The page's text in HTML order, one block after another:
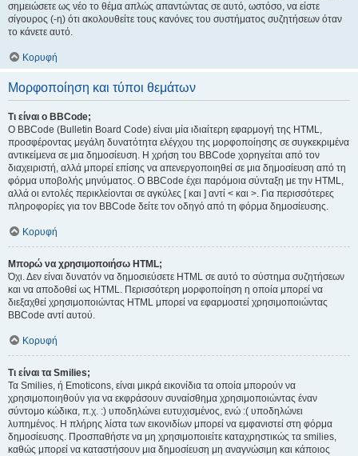
σημειώσετε ως νέο το θέμα απλώς απαντώντας σε αυτό, ωστόσο, να είστε
σίγουρος (-η) ότι ακολουθείτε τους κανόνες του συστήματος συζητήσεων όταν
το κάνετε αυτό.
Κορυφή
Μορφοποίηση και τύποι θεμάτων
Τι είναι ο BBCode;
Ο BBCode (Bulletin Board Code) είναι μία ιδιαίτερη εφαρμογή της HTML,
προσφέροντας μεγάλη δυνατότητα ελέγχου της μορφοποίησης σε συγκεκριμένα
αντικείμενα σε μια δημοσίευση. Η χρήση του BBCode χορηγείται από τον
διαχειριστή, αλλά μπορεί επίσης να απενεργοποιηθεί σε μια δημοσίευση από τη
φόρμα υποβολής μηνύματος. Ο BBCode έχει παρόμοια σύνταξη με την HTML,
αλλά οι εντολές περικλείονται σε αγκύλες [ και ] αντί < και >. Για περισσότερες
πληροφορίες για τον BBCode δείτε τον οδηγό από τη φόρμα δημοσίευσης.
Κορυφή
Μπορώ να χρησιμοποιήσω HTML;
Όχι. Δεν είναι δυνατόν να δημοσιεύσετε HTML σε αυτό το σύστημα συζητήσεων
και να αποδοθεί ως HTML. Περισσότερη μορφοποίηση η οποία μπορεί να
διεξαχθεί χρησιμοποιώντας HTML μπορεί να εφαρμοστεί χρησιμοποιώντας
BBCode αντί αυτού.
Κορυφή
Τι είναι τα Smilies;
Τα Smilies, ή Emoticons, είναι μικρά εικονίδια τα οποία μπορούν να
χρησιμοποιηθούν για να εκφράσουν συναίσθημα χρησιμοποιώντας έναν
σύντομο κώδικα, π.χ. :) υποδηλώνει ευτυχισμένος, ενώ :( υποδηλώνει
λυπημένος. Η πλήρης λίστα των εικονιδίων μπορεί να εμφανιστεί στη φόρμα
δημοσίευσης. Προσπαθήστε να μη χρησιμοποιείτε καταχρηστικώς τα smilies,
καθώς μπορεί να καταστήσουν μια δημοσίευση μη αναγνώσιμη και κάποιος